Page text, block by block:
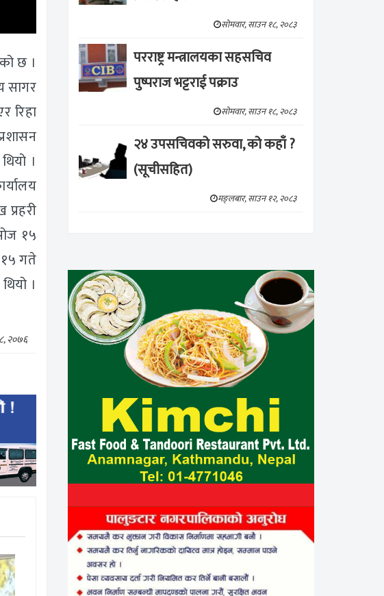
छ ।
सागर
रिहा
।
१५
१५ गते
।
२०७६
सोमवार, साउन १८, २०८३
परराष्ट्र मन्त्रालयका सहसचिव
पुष्पराज भट्टराई पक्राउ
सोमवार, साउन १८, २०८३
२४ उपसचिवको सरुवा, को कहाँ ?
(सूचीसहित)
मङ्लबार, साउन १२, २०८३